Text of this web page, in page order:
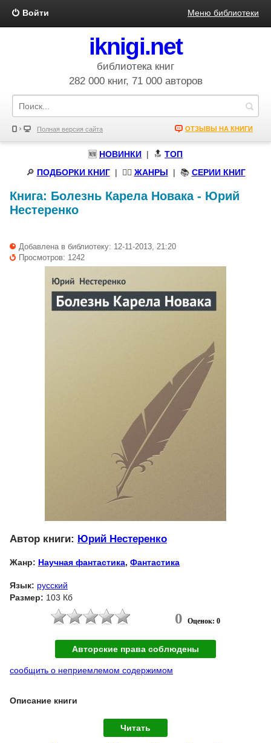
Войти Меню библиотеки
iknigi.net
библиотека книг
282 000 книг, 71 000 авторов
Полная версия сайта ОТЗЫВЫ НА КНИГИ
🆕 НОВИНКИ | 🔝 ТОП
🔎 ПОДБОРКИ КНИГ| 🧝‍♀️ ЖАНРЫ | 📚 СЕРИИ КНИГ
Книга: Болезнь Карела Новака- Юрий
Нестеренко
Добавлена в библиотеку: 12-11-2013, 21:20
Просмотров: 1242
Автор книги: Юрий Нестеренко
Жанр: Научная фантастика, Фантастика
Язык: русский
Размер: 103 Кб
0 Оценок: 0
Авторские права соблюдены
сообщить о неприемлемом содержимом
Описание книги
Читать